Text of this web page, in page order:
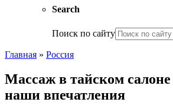
Search
Поиск по сайту
Главная » Россия
Массаж в тайском
наши впечатления